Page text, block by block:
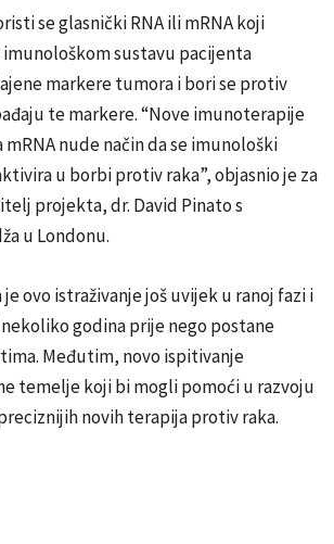
se glasnički RNA ili mRNA koji
sustavu pacijenta
markere tumora i bori se protiv
te markere. “Nove imunoterapije
nude način da se imunološki
u borbi protiv raka”, objasnio je za
projekta, dr. David Pinato s
u Londonu.
ovo istraživanje još uvijek u ranoj fazi i
godina prije nego postane
Međutim, novo ispitivanje
temelje koji bi mogli pomoći u razvoju
novih terapija protiv raka.